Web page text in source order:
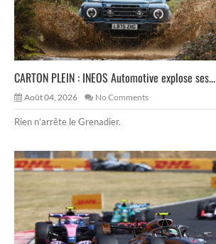
CARTON PLEIN : INEOS Automotive explose ses...
Août 04, 2026 No Comments
Rien n’arrête le Grenadier.